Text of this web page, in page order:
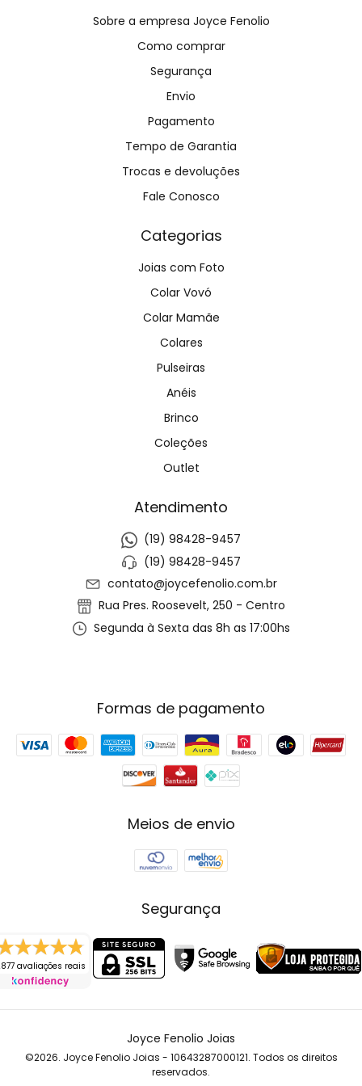
Sobre a empresa Joyce Fenolio
Como comprar
Segurança
Envio
Pagamento
Tempo de Garantia
Trocas e devoluções
Fale Conosco
Categorias
Joias com Foto
Colar Vovó
Colar Mamãe
Colares
Pulseiras
Anéis
Brinco
Coleções
Outlet
Atendimento
(19) 98428-9457
(19) 98428-9457
contato@joycefenolio.com.br
Rua Pres. Roosevelt, 250 - Centro
Segunda à Sexta das 8h as 17:00hs
Formas de pagamento
Meios de envio
Segurança
avaliações reais
Joyce Fenolio Joias
©2026. Joyce Fenolio Joias - 10643287000121. Todos os direitos
reservados.